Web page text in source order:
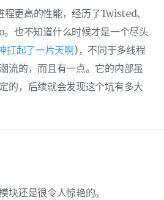
更高的性能，经历了Twisted、
也不知道什么时候才是一个尽头
扛起了一片天啊)，不同于多线程
流的，而且有一点。它的内部虽
的，后续就会发现这个坑有多大
块还是很令人惊艳的。